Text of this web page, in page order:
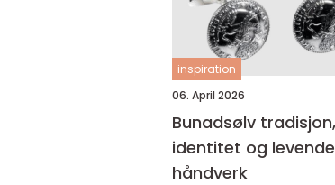
inspiration
06. April 2026
Bunadsølv tradisjon,
identitet og levende
håndverk